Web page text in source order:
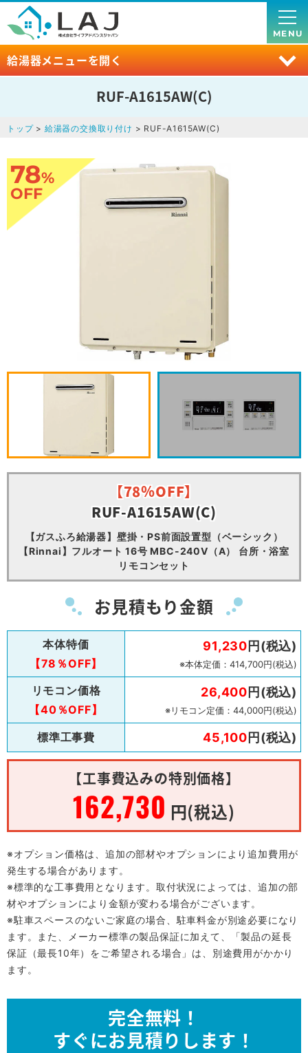
給湯器メニューを開く
MENU
RUF-A1615AW(C)
トップ> 給湯器の交換取り付け > RUF-A1615AW(C)
78%
OFF
【78％OFF】
RUF-A1615AW(C)
【ガスふろ給湯器】壁掛・PS前面設置型（ベーシック）
【Rinnai】フルオート 16号 MBC-240V（A） 台所・浴室
リモコンセット
お見積もり金額
本体特価
【78％OFF】
91,230 円(税込)
※本体定価：414,700円(税込)
リモコン価格
【40％OFF】
26,400 円(税込)
※リモコン定価：44,000円(税込)
標準工事費 45,100 円(税込)
【工事費込みの特別価格】
162,730 円(税込)
※オプション価格は、追加の部材やオプションにより追加費用が
発生する場合があります。
※標準的な工事費用となります。取付状況によっては、追加の部
材やオプションにより金額が変わる場合がございます。
※駐車スペースのないご家庭の場合、駐車料金が別途必要になり
ます。また、メーカー標準の製品保証に加えて、「製品の延長
保証（最長10年）をご希望される場合」は、別途費用がかかり
ます。
完全無料！
すぐにお見積りします！